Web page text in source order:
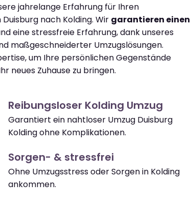
jahrelange Erfahrung für Ihren
nach Kolding. Wir garantieren einen
eine stressfreie Erfahrung, dank unseres
maßgeschneiderter Umzugslösungen.
um Ihre persönlichen Gegenstände
neues Zuhause zu bringen.
Reibungsloser Kolding Umzug
Garantiert ein nahtloser Umzug Duisburg
Kolding ohne Komplikationen.
Sorgen- & stressfrei
Ohne Umzugsstress oder Sorgen in Kolding
ankommen.